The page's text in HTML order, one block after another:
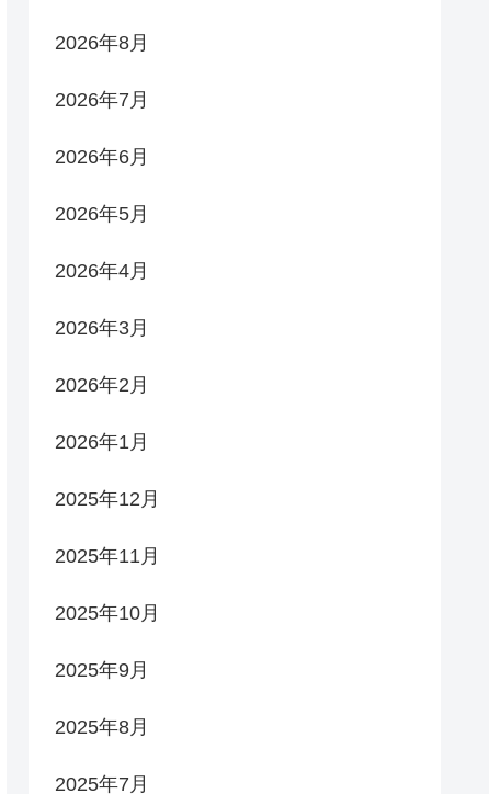
2026年8月
2026年7月
2026年6月
2026年5月
2026年4月
2026年3月
2026年2月
2026年1月
2025年12月
2025年11月
2025年10月
2025年9月
2025年8月
2025年7月